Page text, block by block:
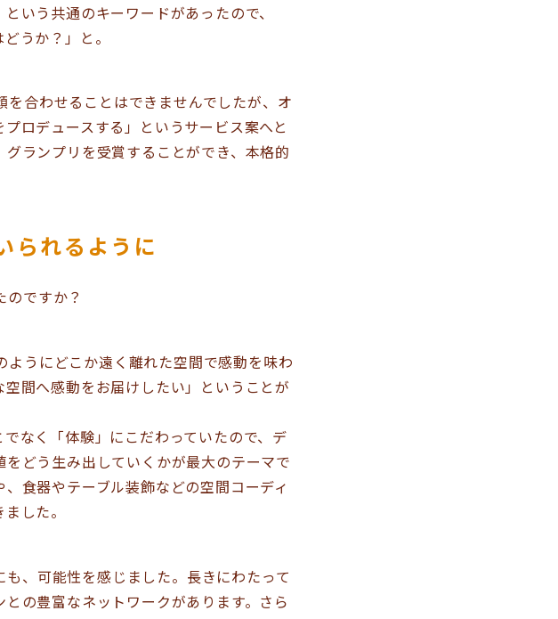
いう共通のキーワードがあったので、
うか？」と。
合わせることはできませんでしたが、オ
ロデュースする」というサービス案へと
ランプリを受賞することができ、本格的
られるように
ですか？
うにどこか遠く離れた空間で感動を味わ
間へ感動をお届けしたい」ということが
なく「体験」にこだわっていたので、デ
どう生み出していくかが最大のテーマで
食器やテーブル装飾などの空間コーディ
した。
、可能性を感じました。長きにわたって
の豊富なネットワークがあります。さら